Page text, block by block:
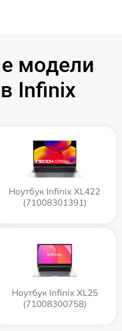
модели
Infinix
Ноутбук Infinix XL422
(71008301391)
Ноутбук Infinix XL25
(71008300758)